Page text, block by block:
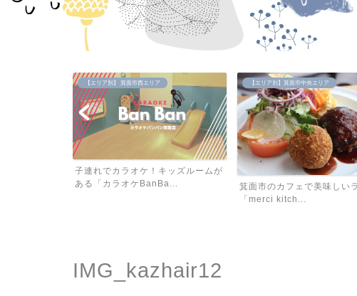
【エリア別】 箕面市西エリア
子連れでカラオケ！キッズルームが
ある「カラオケBanBa...
【エリア別】箕面市中央エリア
箕面市のカフェで美味しい
「merci kitch...
IMG_kazhair12